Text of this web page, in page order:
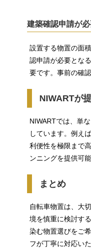
建築確認申請が
設置する物置の面
認申請が必要とな
要です。事前の確
NIWARTが
NIWARTでは、単
しています。例え
利便性を極限まで
ンニングを提供可能
まとめ
自転車物置は、大
境を慎重に検討す
染む物置選びをご
フが丁寧に対応いた